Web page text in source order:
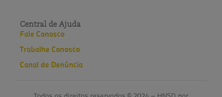
Central de Ajuda
Fale Conosco
Trabalhe Conosco
Canal de Denúncia